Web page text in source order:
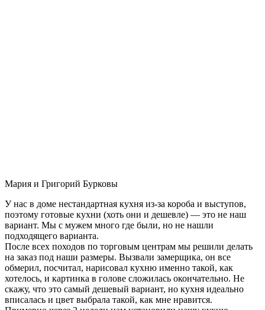
Мария и Григорий Бурковы
У нас в доме нестандартная кухня из-за короба и выступов,
поэтому готовые кухни (хоть они и дешевле) — это не наш
вариант. Мы с мужем много где были, но не нашли
подходящего варианта.
После всех походов по торговым центрам мы решили делать
на заказ под наши размеры. Вызвали замерщика, он все
обмерил, посчитал, нарисовал кухню именно такой, как
хотелось, и картинка в голове сложилась окончательно. Не
скажу, что это самый дешевый вариант, но кухня идеально
вписалась и цвет выбрала такой, как мне нравится.